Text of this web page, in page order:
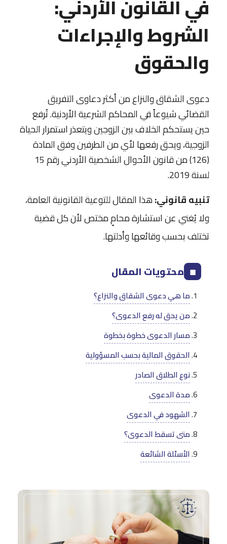
في القانون الأردني:
الشروط والإجراءات
والحقوق
دعوى الشقاق والنزاع من أكثر دعاوى التفريق
القضائي شيوعاً في المحاكم الشرعية الأردنية. تُرفع
حين يستحكم الخلاف بين الزوجين ويتعذر استمرار الحياة
الزوجية، ويحق رفعها لأي من الطرفين وفق المادة
(126) من قانون الأحوال الشخصية الأردني رقم 15
لسنة 2019.
تنبيه قانوني:هذا المقال للتوعية القانونية العامة،
ولا يُغني عن استشارة محامٍ مختص لأن كل قضية
تختلف بحسب وقائعها وأدلتها.
◼ محتويات المقال
ما هي دعوى الشقاق والنزاع؟
من يحق له رفع الدعوى؟
مسار الدعوى خطوة بخطوة
الحقوق المالية بحسب المسؤولية
نوع الطلاق الصادر
مدة الدعوى
الشهود في الدعوى
متى تسقط الدعوى؟
الأسئلة الشائعة